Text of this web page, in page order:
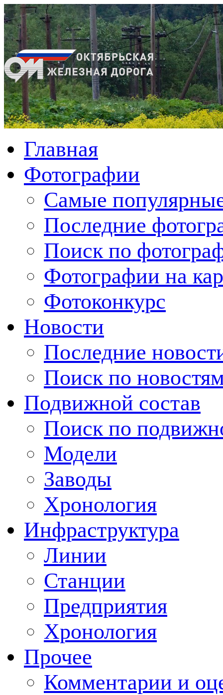
Главная
Фотографии
Cамые
Последние
Поиск по
Фотографии на
Фотоконкурс
Новости
Последние
Поиск по
Подвижной состав
Поиск по
Модели
Заводы
Хронология
Инфраструктура
Линии
Станции
Предприятия
Хронология
Прочее
Комментарии и